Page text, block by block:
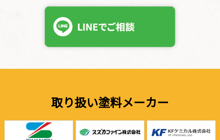
取り扱い塗料メーカー